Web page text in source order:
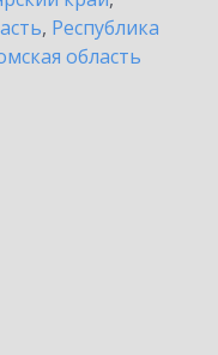
, Республика
область